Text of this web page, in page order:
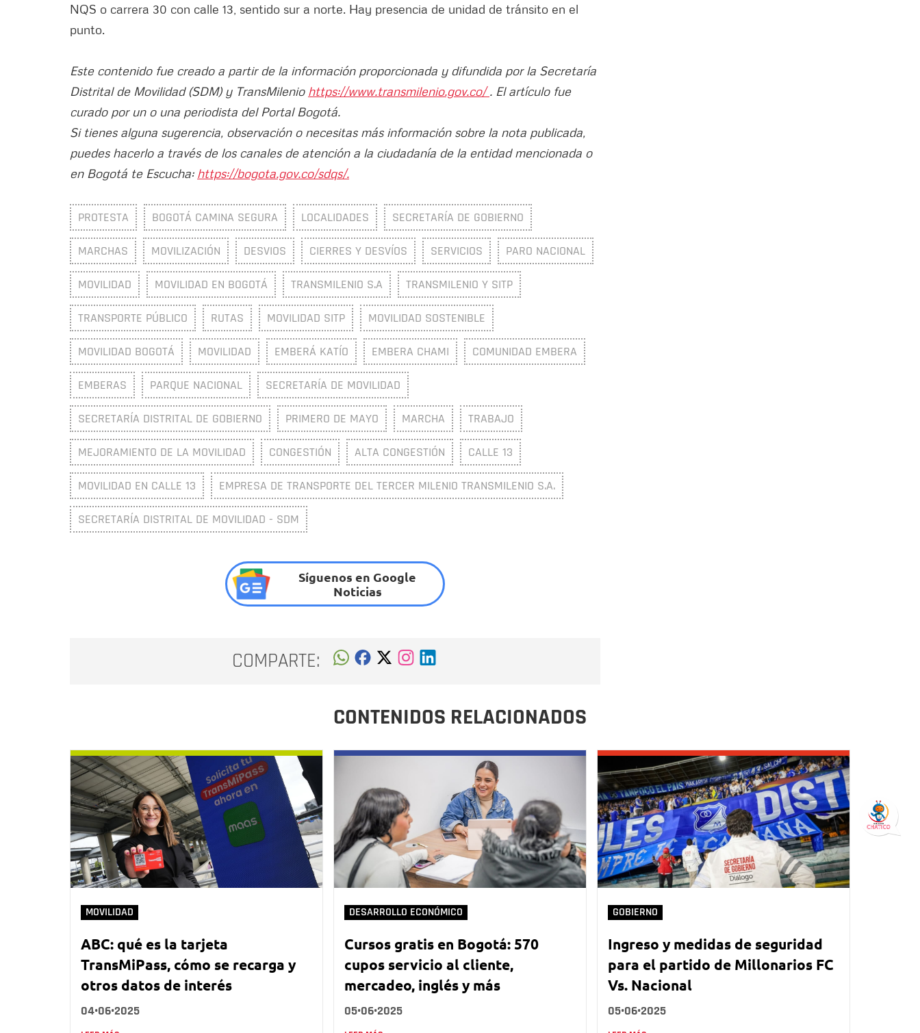
NQS o carrera 30 con calle 13, sentido sur a norte. Hay presencia de unidad de tránsito en el
punto.
Este contenido fue creado a partir de la información proporcionada y difundida por la Secretaría
Distrital de Movilidad (SDM) y TransMilenio https://www.transmilenio.gov.co/. El artículo fue
curado por un o una periodista del Portal Bogotá.
Si tienes alguna sugerencia, observación o necesitas más información sobre la nota publicada,
puedes hacerlo a través de los canales de atención a la ciudadanía de la entidad mencionada o
en Bogotá te Escucha: https://bogota.gov.co/sdqs/.
PROTESTA BOGOTÁ CAMINA SEGURA LOCALIDADES SECRETARÍA DE GOBIERNO
MARCHAS MOVILIZACIÓN DESVIOS CIERRES Y DESVÍOS SERVICIOS PARO NACIONAL
MOVILIDAD MOVILIDAD EN BOGOTÁ TRANSMILENIO S.A TRANSMILENIO Y SITP
TRANSPORTE PÚBLICO RUTAS MOVILIDAD SITP MOVILIDAD SOSTENIBLE
MOVILIDAD BOGOTÁ MOVILIDAD EMBERÁ KATÍO EMBERA CHAMI COMUNIDAD EMBERA
EMBERAS PARQUE NACIONAL SECRETARÍA DE MOVILIDAD
SECRETARÍA DISTRITAL DE GOBIERNO PRIMERO DE MAYO MARCHA TRABAJO
MEJORAMIENTO DE LA MOVILIDAD CONGESTIÓN ALTA CONGESTIÓN CALLE 13
MOVILIDAD EN CALLE 13 EMPRESA DE TRANSPORTE DEL TERCER MILENIO TRANSMILENIO S.A.
SECRETARÍA DISTRITAL DE MOVILIDAD - SDM
Síguenos en Google
Noticias
COMPARTE:
CONTENIDOS RELACIONADOS
MOVILIDAD
ABC: qué es la tarjeta
TransMiPass, cómo se recarga y
otros datos de interés
04•06•2025
DESARROLLO ECONÓMICO
Cursos gratis en Bogotá: 570
cupos servicio al cliente,
mercadeo, inglés y más
05•06•2025
GOBIERNO
Ingreso y medidas de seguridad
para el partido de Millonarios FC
Vs. Nacional
05•06•2025